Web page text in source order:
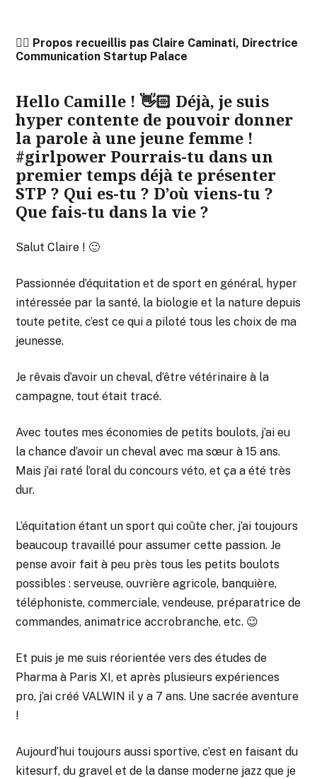
✍🏻 Propos recueillis pas Claire Caminati, Directrice
Communication Startup Palace
Hello Camille ! 👋🏻 Déjà, je suis
hyper contente de pouvoir donner
la parole à une jeune femme !
#girlpower Pourrais-tu dans un
premier temps déjà te présenter
STP ? Qui es-tu ? D’où viens-tu ?
Que fais-tu dans la vie ?
Salut Claire ! 🙂
Passionnée d’équitation et de sport en général, hyper
intéressée par la santé, la biologie et la nature depuis
toute petite, c’est ce qui a piloté tous les choix de ma
jeunesse.
Je rêvais d’avoir un cheval, d’être vétérinaire à la
campagne, tout était tracé.
Avec toutes mes économies de petits boulots, j’ai eu
la chance d’avoir un cheval avec ma sœur à 15 ans.
Mais j’ai raté l’oral du concours véto, et ça a été très
dur.
L’équitation étant un sport qui coûte cher, j’ai toujours
beaucoup travaillé pour assumer cette passion. Je
pense avoir fait à peu près tous les petits boulots
possibles : serveuse, ouvrière agricole, banquière,
téléphoniste, commerciale, vendeuse, préparatrice de
commandes, animatrice accrobranche, etc. 😉
Et puis je me suis réorientée vers des études de
Pharma à Paris XI, et après plusieurs expériences
pro, j’ai créé VALWIN il y a 7 ans. Une sacrée aventure
!
Aujourd’hui toujours aussi sportive, c’est en faisant du
kitesurf, du gravel et de la danse moderne jazz que je